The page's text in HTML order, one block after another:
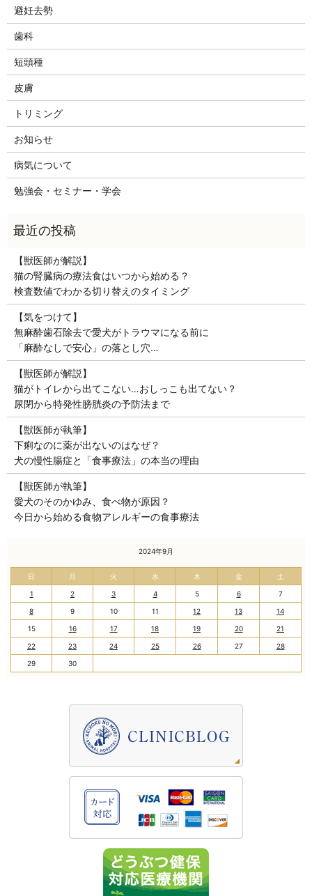
避妊去勢
歯科
短頭種
皮膚
トリミング
お知らせ
病気について
勉強会・セミナー・学会
【獣医師が解説】
猫の腎臓病の療法食はいつから始める？
検査数値でわかる切り替えのタイミング
【気をつけて】
無麻酔歯石除去で愛犬がトラウマになる前に
「麻酔なしで安心」の落とし穴…
【獣医師が解説】
猫がトイレから出てこない…おしっこも出てない？
尿閉から特発性膀胱炎の予防法まで
【獣医師が執筆】
下痢なのに薬が出ないのはなぜ？
犬の慢性腸症と「食事療法」の本当の理由
【獣医師が執筆】
愛犬のそのかゆみ、食べ物が原因？
今日から始める食物アレルギーの食事療法
2024年9月
日 月 火 水 木 金 土
1 2 3 4 5 6 7
8 9 10 11 12 13 14
15 16 17 18 19 20 21
22 23 24 25 26 27 28
29 30